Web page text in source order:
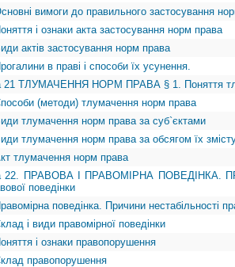
вимоги до правильного застосування
і ознаки акта застосування норм права
актів застосування норм права
в праві і способи їх усунення.
21 ТЛУМАЧЕННЯ НОРМ ПРАВА § 1. Поняття
(методи) тлумачення норм права
тлумачення норм права за суб`єктами
тлумачення норм права за обсягом їх
тлумачення норм права
22. ПРАВОВА І ПРАВОМІРНА ПОВЕДІНКА.
поведінки
поведінка. Причини нестабільності
і види правомірної поведінки
і ознаки правопорушення
правопорушення